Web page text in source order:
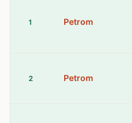
1 Petrom
2 Petrom